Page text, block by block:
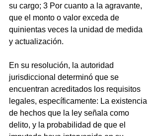
su cargo; 3 Por cuanto a la agravante,
que el monto o valor exceda de
quinientas veces la unidad de medida
y actualización.
En su resolución, la autoridad
jurisdiccional determinó que se
encuentran acreditados los requisitos
legales, específicamente: La existencia
de hechos que la ley señala como
delito, y la probabilidad de que el